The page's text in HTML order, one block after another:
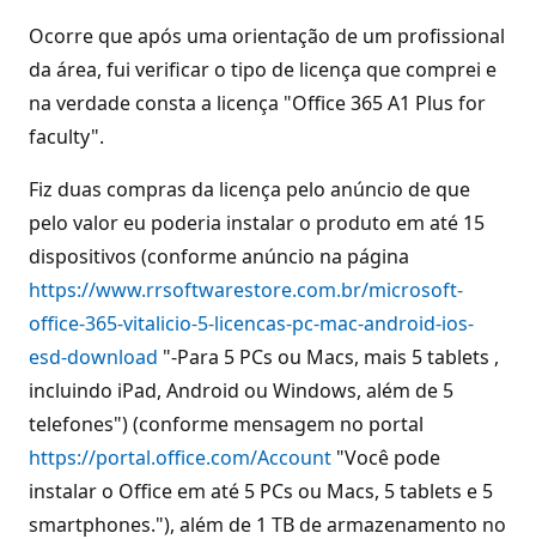
Ocorre que após uma orientação de um profissional
da área, fui verificar o tipo de licença que comprei e
na verdade consta a licença "Office 365 A1 Plus for
faculty".
Fiz duas compras da licença pelo anúncio de que
pelo valor eu poderia instalar o produto em até 15
dispositivos (conforme anúncio na página
https://www.rrsoftwarestore.com.br/microsoft-
office-365-vitalicio-5-licencas-pc-mac-android-ios-
esd-download "-Para 5 PCs ou Macs, mais 5 tablets ,
incluindo iPad, Android ou Windows, além de 5
telefones") (conforme mensagem no portal
https://portal.office.com/Account "Você pode
instalar o Office em até 5 PCs ou Macs, 5 tablets e 5
smartphones."), além de 1 TB de armazenamento no